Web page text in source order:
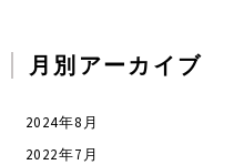
月別アーカイブ
2024年8月
2022年7月